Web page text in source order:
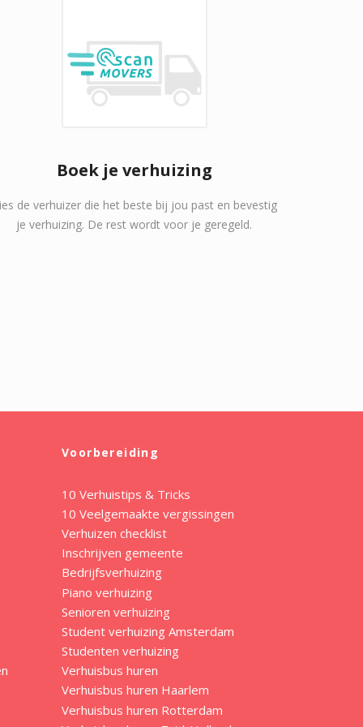
Boek je verhuizing
de verhuizer die het beste bij jou past en bevestig
je verhuizing. De rest wordt voor je geregeld.
Voorbereiding
10 Verhuistips & Tricks
10 Veelgemaakte vergissingen
Verhuizen checklist
Inschrijven gemeente
Bedrijfsverhuizing
Piano verhuizing
Senioren verhuizing
Student verhuizing Amsterdam
Studenten verhuizing
Verhuisbus huren
Verhuisbus huren Haarlem
Verhuisbus huren Rotterdam